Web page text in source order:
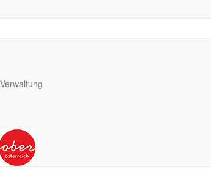
Verwaltung